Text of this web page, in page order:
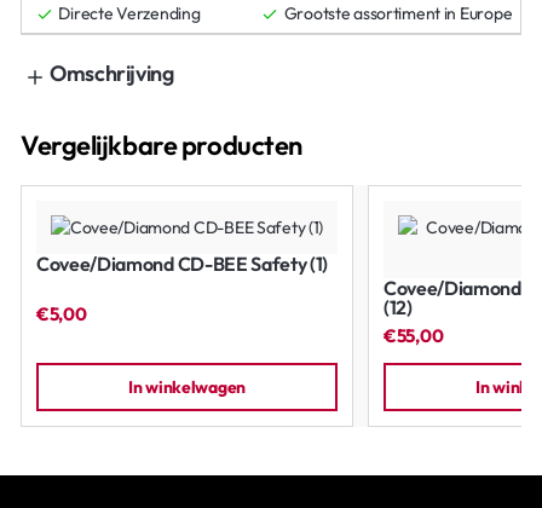
Directe Verzending
Grootste assortiment in Europe
Omschrijving
Vergelijkbare producten
Covee/Diamond CD-BEE Safety (1)
€5,00
In winkelwagen
Covee/Diamond
(12)
€55,00
In